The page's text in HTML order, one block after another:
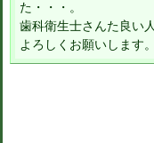
た・・・。
歯科衛生士さんた良い
よろしくお願いします。